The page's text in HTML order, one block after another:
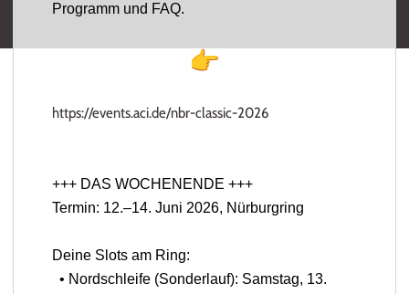
Programm und FAQ.
https://events.aci.de/nbr-classic-2026
+++ DAS WOCHENENDE +++
Termin: 12.–14. Juni 2026, Nürburgring
Deine Slots am Ring:
• Nordschleife (Sonderlauf): Samstag, 13.